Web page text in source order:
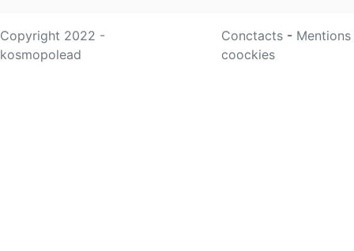
Copyright 2022 -
kosmopolead
Conctacts -
coockies